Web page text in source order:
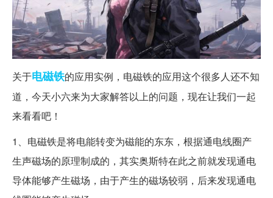
关于电磁铁的应用实例，电磁铁的应用这个很多人还不知
道，今天小六来为大家解答以上的问题，现在让我们一起
来看看吧！
1、电磁铁是将电能转变为磁能的东东，根据通电线圈产
生声磁场的原理制成的，其实奥斯特在此之前就发现通电
导体能够产生磁场，由于产生的磁场较弱，后来发现通电